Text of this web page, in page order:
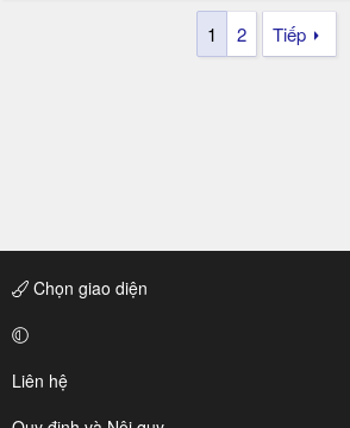
1 2 Tiếp
Chọn giao diện
Liên hệ